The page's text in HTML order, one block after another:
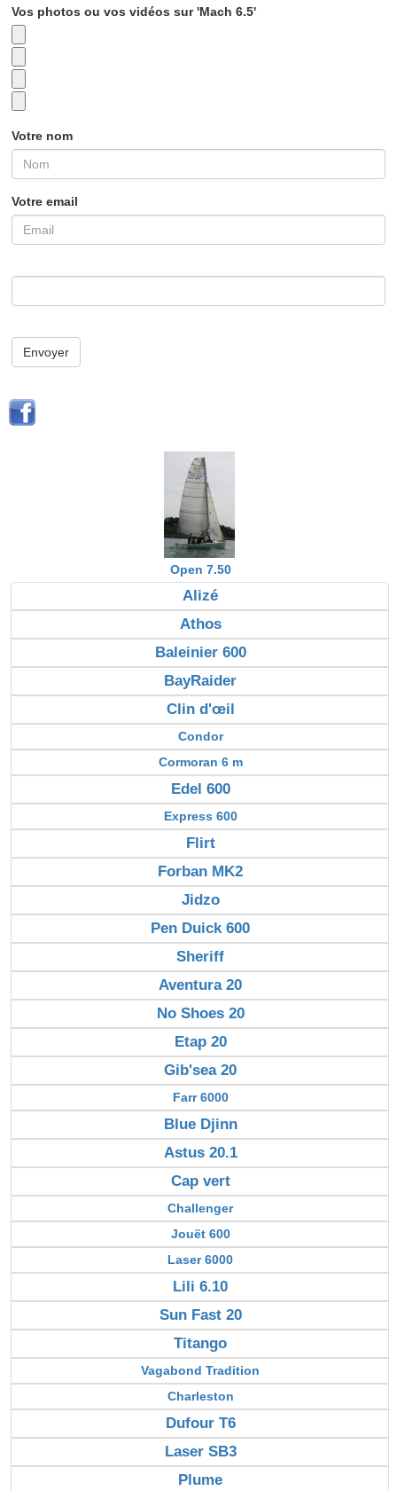
Vos photos ou vos vidéos sur 'Mach 6.5'
Votre nom
Votre email
Envoyer
Open 7.50
Alizé
Athos
Baleinier 600
BayRaider
Clin d'œil
Condor
Cormoran 6 m
Edel 600
Express 600
Flirt
Forban MK2
Jidzo
Pen Duick 600
Sheriff
Aventura 20
No Shoes 20
Etap 20
Gib'sea 20
Farr 6000
Blue Djinn
Astus 20.1
Cap vert
Challenger
Jouët 600
Laser 6000
Lili 6.10
Sun Fast 20
Titango
Vagabond Tradition
Charleston
Dufour T6
Laser SB3
Plume